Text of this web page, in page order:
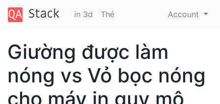
in 3d Thẻ Account
Giường được làm
nóng vs Vỏ bọc nóng
cho máy in quy mô